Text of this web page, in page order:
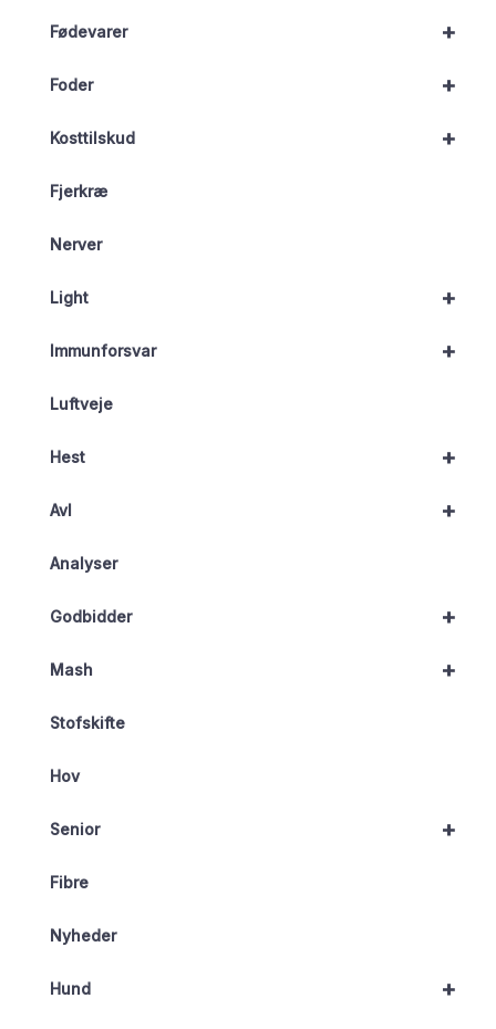
+
Fødevarer
+
Foder
+
Kosttilskud
Fjerkræ
Nerver
+
Light
+
Immunforsvar
Luftveje
+
Hest
+
Avl
Analyser
+
Godbidder
+
Mash
Stofskifte
Hov
+
Senior
Fibre
Nyheder
+
Hund